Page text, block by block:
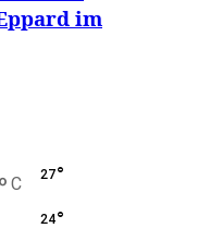
im
° C 27°
24°